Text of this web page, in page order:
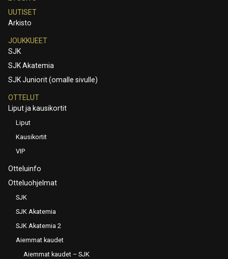
UUTISET
Arkisto
JOUKKUEET
SJK
SJK Akatemia
SJK Juniorit (omalle sivulle)
OTTELUT
Liput ja kausikortit
Liput
Kausikortit
VIP
Otteluinfo
Otteluohjelmat
SJK
SJK Akatemia
SJK Akatemia 2
Aiemmat kaudet
Aiemmat kaudet – SJK